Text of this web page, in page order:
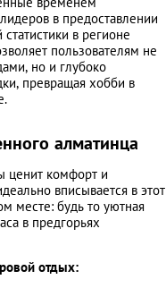
в предоставлении
в регионе
пользователям не
но и глубоко
превращая хобби в
алматинца
ценит комфорт и
вписывается в этот
месте: будь то уютная
в предгорьях
отдых: